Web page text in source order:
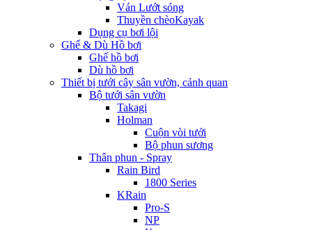
Ván Lướt sóng
Thuyền chèoKayak
Dụng cụ bơi lội
Ghế & Dù Hồ bơi
Ghế hồ bơi
Dù hồ bơi
Thiết bị tưới cây sân vườn, cảnh quan
Bộ tưới sân vườn
Takagi
Holman
Cuộn vòi tưới
Bộ phun sương
Thân phun - Spray
Rain Bird
1800 Series
KRain
Pro-S
NP